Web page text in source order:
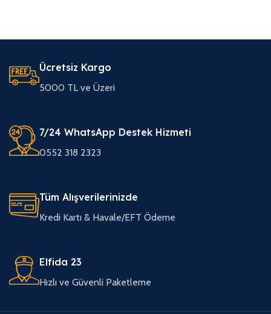
Ücretsiz Kargo
5000 TL ve Üzeri
7/24 WhatsApp Destek Hizmeti
0552 318 2323
Tüm Alışverilerinizde
Kredi Kartı & Havale/EFT Ödeme
Elfida 23
Hızlı ve Güvenli Paketleme